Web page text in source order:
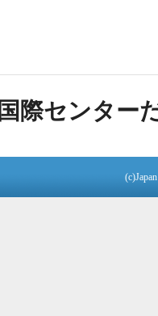
国際センター